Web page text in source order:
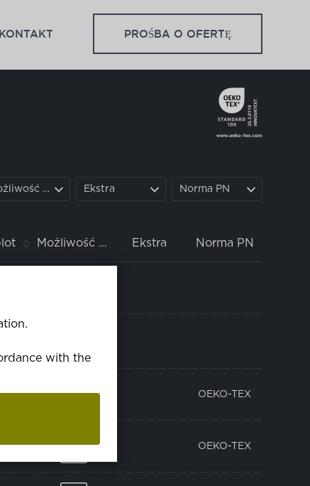
with the
KONTAKT PROŚBA O OFERTĘ
Możliwość prania Ekstra Norma PN
Możliwość prania Ekstra Norma PN
OEKO-TEX
OEKO-TEX